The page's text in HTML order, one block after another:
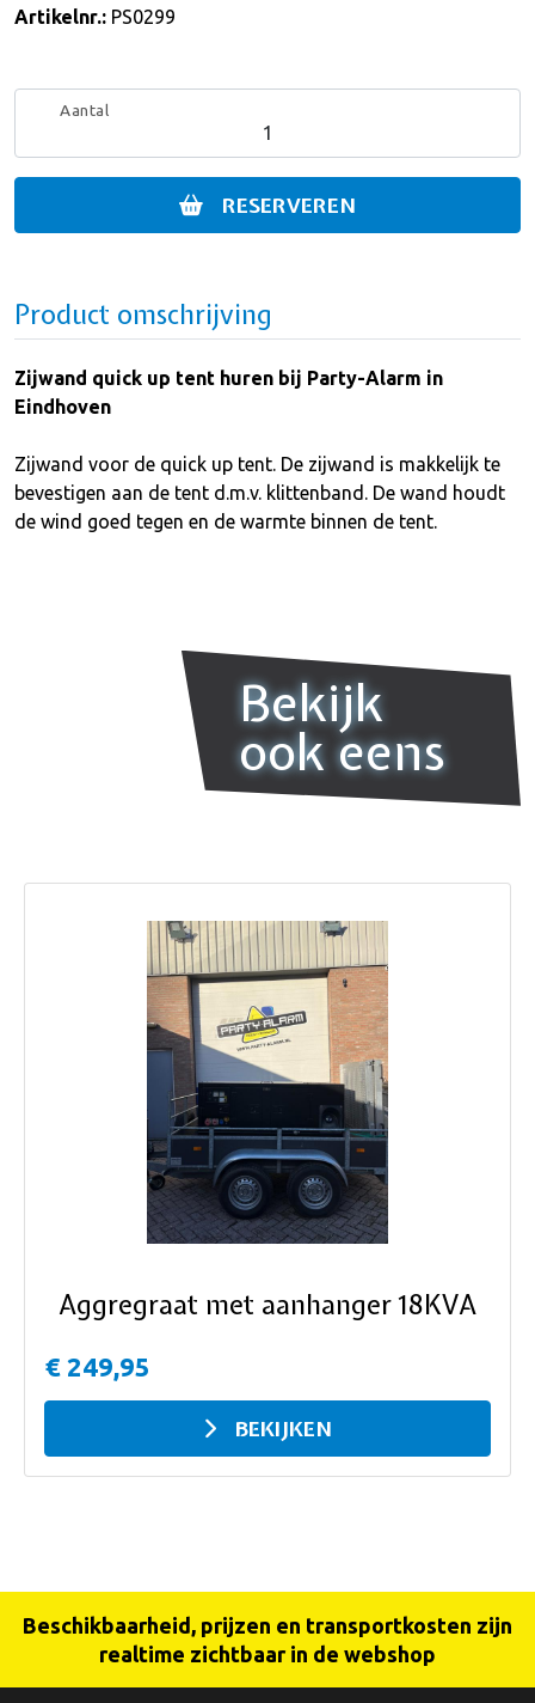
Artikelnr.: PS0299
Aantal
RESERVEREN
Product omschrijving
Zijwand quick up tent huren bij Party-Alarm in
Eindhoven
Zijwand voor de quick up tent. De zijwand is makkelijk te
bevestigen aan de tent d.m.v. klittenband. De wand houdt
de wind goed tegen en de warmte binnen de tent.
Bekijk
ook eens
Aggregraat met aanhanger 18KVA
€ 249,95
BEKIJKEN
Beschikbaarheid, prijzen en transportkosten zijn
realtime zichtbaar in de webshop